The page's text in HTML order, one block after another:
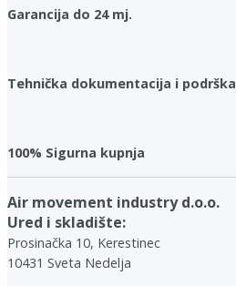
Garancija do 24 mj.
Tehnička dokumentacija i podrška
100% Sigurna kupnja
Air movement industry d.o.o.
Ured i skladište:
Prosinačka 10, Kerestinec
10431 Sveta Nedelja